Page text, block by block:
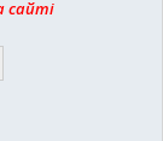
сайті